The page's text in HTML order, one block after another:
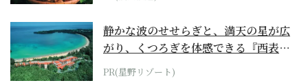
静かな波のせせらぎと、満天の星が広
がり、くつろぎを体感できる『西表島
ホテル by...
PR(星野リゾート)